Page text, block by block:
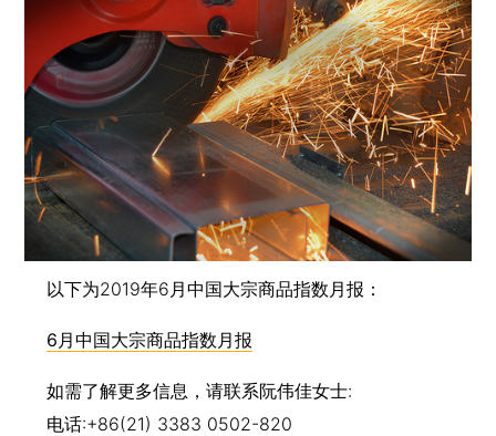
以下为2019年6月中国大宗商品指数月报：
6月中国大宗商品指数月报
如需了解更多信息，请联系阮伟佳女士:
电话:+86(21) 3383 0502-820